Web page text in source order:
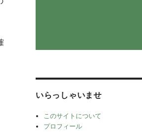
いらっしゃいませ
このサイトについて
プロフィール